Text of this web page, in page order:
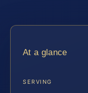
At a glance
SERVING